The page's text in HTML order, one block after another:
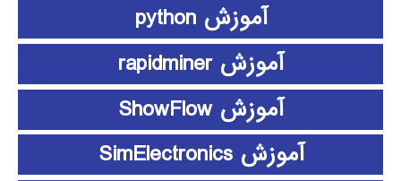
آموزش python
آموزش rapidminer
آموزش ShowFlow
آموزش SimElectronics